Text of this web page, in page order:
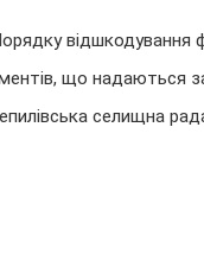
відшкодування
що надаються
селищна